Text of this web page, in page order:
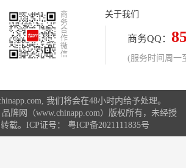
准，由每日莱便利店运营方面，提供
针对各个门店实际情况量身定做的成
功方案。
商
务
合
作
微
信
关于我们
商务QQ：
(服务时间周一
我们将会在48小时内给予处理。
品牌网（www.chinapp.com）版权所有，未经授
载。ICP证号： 粤ICP备2021111835号